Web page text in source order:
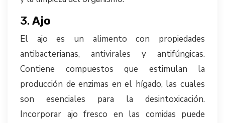
3. Ajo
El ajo es un alimento con propiedades
antibacterianas, antivirales y antifúngicas.
Contiene compuestos que estimulan la
producción de enzimas en el hígado, las cuales
son esenciales para la desintoxicación.
Incorporar ajo fresco en las comidas puede